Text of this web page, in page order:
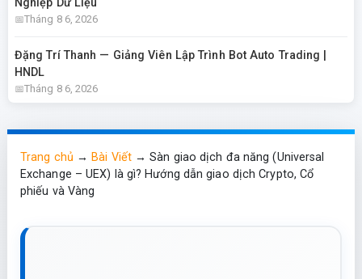
Nghiệp Dữ Liệu
Tháng 8 6, 2026
Đặng Trí Thanh — Giảng Viên Lập Trình Bot Auto Trading |
HNDL
Tháng 8 6, 2026
Trang chủ →Bài Viết→Sàn giao dịch đa năng (Universal
Exchange – UEX) là gì? Hướng dẫn giao dịch Crypto, Cổ
phiếu và Vàng